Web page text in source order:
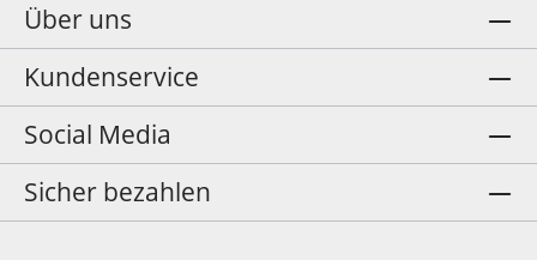
Über uns
Kundenservice
Social Media
Sicher bezahlen